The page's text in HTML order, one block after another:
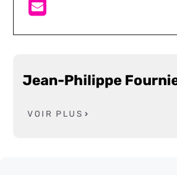
Jean-Philippe
VOIR PLUS